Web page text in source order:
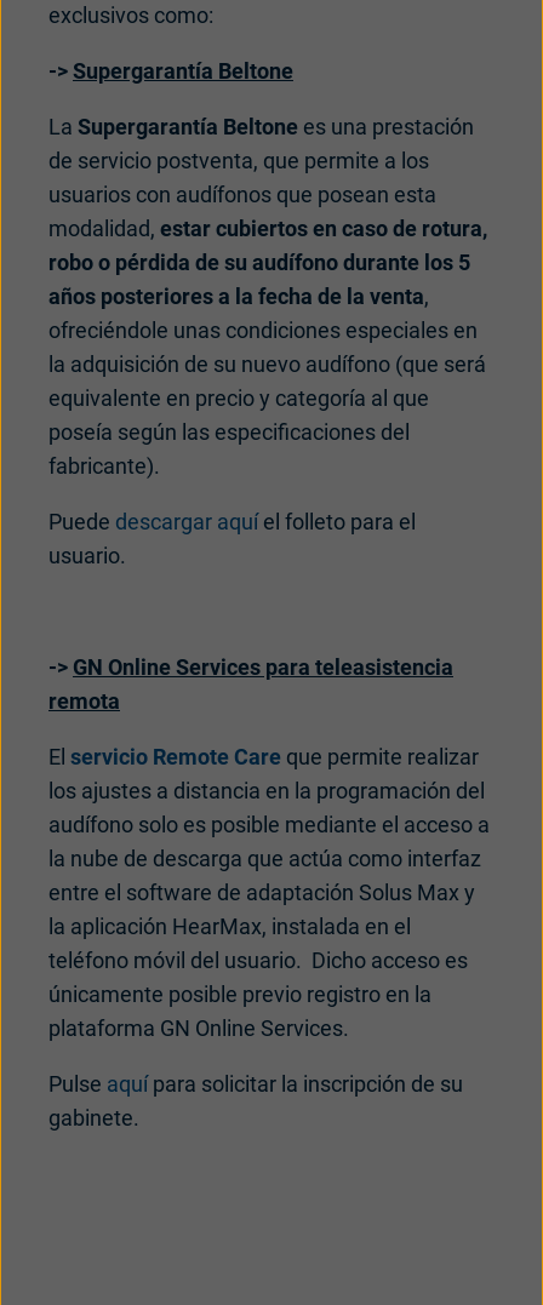
exclusivos como:
->Supergarantía Beltone
La Supergarantía Beltone es una prestación
de servicio postventa, que permite a los
usuarios con audífonos que posean esta
modalidad, estar cubiertos en caso de rotura,
robo o pérdida de su audífono durante los 5
años posteriores a la fecha de la venta,
ofreciéndole unas condiciones especiales en
la adquisición de su nuevo audífono (que será
equivalente en precio y categoría al que
poseía según las especificaciones del
fabricante).
Puede descargar aquíel folleto para el
usuario.
-> GN Online Services para teleasistencia
remota
El servicio Remote Care que permite realizar
los ajustes a distancia en la programación del
audífono solo es posible mediante el acceso a
la nube de descarga que actúa como interfaz
entre el software de adaptación Solus Max y
la aplicación HearMax, instalada en el
teléfono móvil del usuario. Dicho acceso es
únicamente posible previo registro en la
plataforma GN Online Services.
Pulse aquípara solicitar la inscripción de su
gabinete.